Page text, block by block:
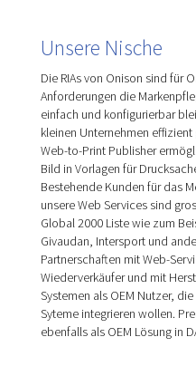
Unsere Nische
Die RIAs von Onison sind für
Anforderungen die
einfach und konfigurierbar
kleinen Unternehmen
Web-to-Print Publisher
Bild in Vorlagen für
Bestehende Kunden für das
unsere Web Services sind
Global 2000 Liste wie zum
Givaudan, Intersport und
Partnerschaften mit Web-
Wiederverkäufer und mit
Systemen als OEM Nutzer,
Syteme integrieren wollen.
ebenfalls als OEM Lösung in